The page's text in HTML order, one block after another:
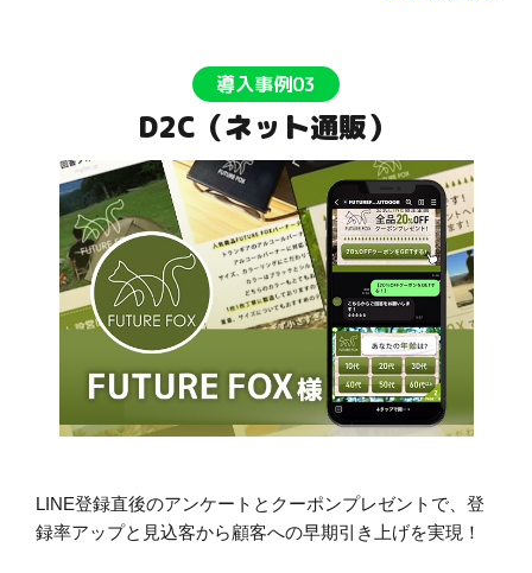
導入事例03
D2C（ネット通販）
LINE登録直後のアンケートとクーポンプレゼントで、登
録率アップと見込客から顧客への早期引き上げを実現！